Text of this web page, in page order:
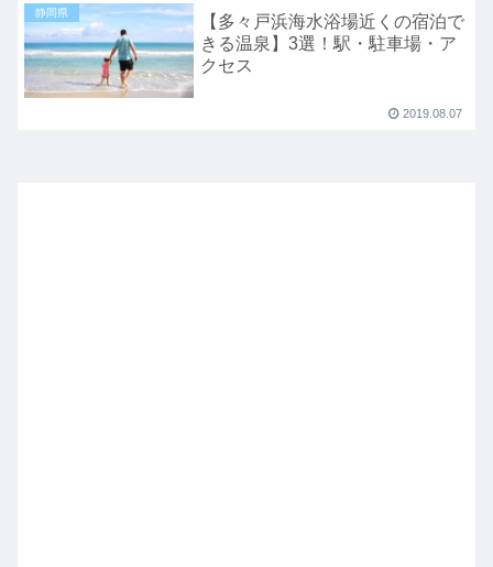
静岡県
【多々戸浜海水浴場近くの宿泊で
きる温泉】3選！駅・駐車場・ア
クセス
2019.08.07